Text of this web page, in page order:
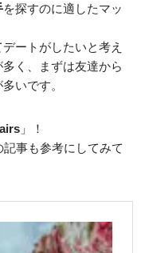
を探すのに適したマッ
ートがしたいと考え
く、まずは友達から
いです。
」！
事も参考にしてみて